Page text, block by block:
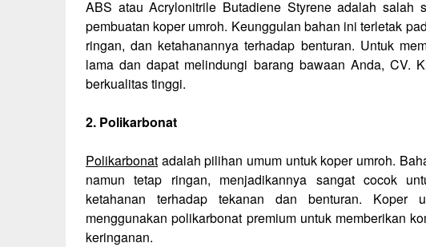
ABS atau Acrylonitrile Butadiene Styrene adalah salah
pembuatan koper umroh. Keunggulan bahan ini terletak
ringan, dan ketahanannya terhadap benturan. Untuk
lama dan dapat melindungi barang bawaan Anda, CV.
berkualitas tinggi.
2. Polikarbonat
Polikarbonat adalah pilihan umum untuk koper umroh.
namun tetap ringan, menjadikannya sangat cocok
ketahanan terhadap tekanan dan benturan. Koper
menggunakan polikarbonat premium untuk memberikan
keringanan.